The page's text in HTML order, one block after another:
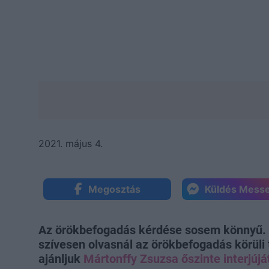
2021. május 4.
Megosztás Küldés
Az örökbefogadás kérdése sosem
szívesen olvasnál az örökbefogadás
ajánljuk Mártonffy Zsuzsa őszinte